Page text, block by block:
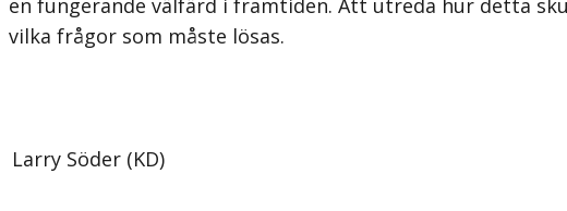
vilka frågor som måste lösas.
Larry Söder (KD)